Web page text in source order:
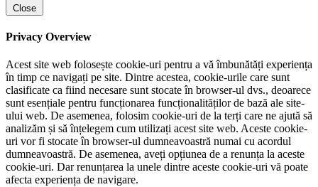
Close
Privacy Overview
Acest site web folosește cookie-uri pentru a vă îmbunătăți experiența
în timp ce navigați pe site. Dintre acestea, cookie-urile care sunt
clasificate ca fiind necesare sunt stocate în browser-ul dvs., deoarece
sunt esențiale pentru funcționarea funcționalităților de bază ale site-
ului web. De asemenea, folosim cookie-uri de la terți care ne ajută să
analizăm și să înțelegem cum utilizați acest site web. Aceste cookie-
uri vor fi stocate în browser-ul dumneavoastră numai cu acordul
dumneavoastră. De asemenea, aveți opțiunea de a renunța la aceste
cookie-uri. Dar renunțarea la unele dintre aceste cookie-uri vă poate
afecta experiența de navigare.